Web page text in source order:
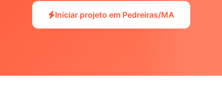
Iniciar projeto em Pedreiras/MA